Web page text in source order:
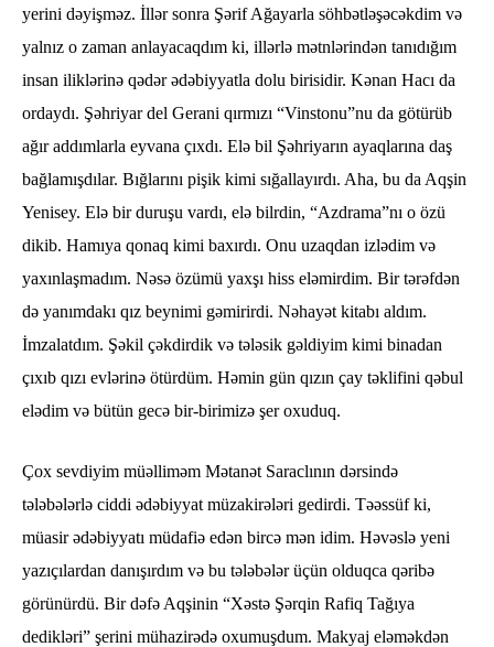
yerini dəyişməz. İllər sonra Şərif Ağayarla söhbətləşəcəkdim və
yalnız o zaman anlayacaqdım ki, illərlə mətnlərindən tanıdığım
insan iliklərinə qədər ədəbiyyatla dolu birisidir. Kənan Hacı da
ordaydı. Şəhriyar del Gerani qırmızı “Vinstonu”nu da götürüb
ağır addımlarla eyvana çıxdı. Elə bil Şəhriyarın ayaqlarına daş
bağlamışdılar. Bığlarını pişik kimi sığallayırdı. Aha, bu da Aqşin
Yenisey. Elə bir duruşu vardı, elə bilrdin, “Azdrama”nı o özü
dikib. Hamıya qonaq kimi baxırdı. Onu uzaqdan izlədim və
yaxınlaşmadım. Nəsə özümü yaxşı hiss eləmirdim. Bir tərəfdən
də yanımdakı qız beynimi gəmirirdi. Nəhayət kitabı aldım.
İmzalatdım. Şəkil çəkdirdik və tələsik gəldiyim kimi binadan
çıxıb qızı evlərinə ötürdüm. Həmin gün qızın çay təklifini qəbul
elədim və bütün gecə bir-birimizə şer oxuduq.
Çox sevdiyim müəlliməm Mətanət Saraclının dərsində
tələbələrlə ciddi ədəbiyyat müzakirələri gedirdi. Təəssüf ki,
müasir ədəbiyyatı müdafiə edən bircə mən idim. Həvəslə yeni
yazıçılardan danışırdım və bu tələbələr üçün olduqca qəribə
görünürdü. Bir dəfə Aqşinin “Xəstə Şərqin Rafiq Tağıya
dedikləri” şerini mühazirədə oxumuşdum. Makyaj eləməkdən